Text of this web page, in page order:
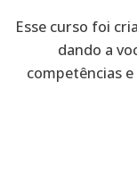
Esse curso foi
dando a
competências